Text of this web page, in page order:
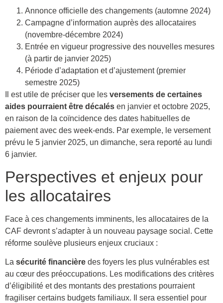
Annonce officielle des changements (automne 2024)
Campagne d’information auprès des allocataires
(novembre-décembre 2024)
Entrée en vigueur progressive des nouvelles mesures
(à partir de janvier 2025)
Période d’adaptation et d’ajustement (premier
semestre 2025)
Il est utile de préciser que les versements de certaines
aides pourraient être décalés en janvier et octobre 2025,
en raison de la coïncidence des dates habituelles de
paiement avec des week-ends. Par exemple, le versement
prévu le 5 janvier 2025, un dimanche, sera reporté au lundi
6 janvier.
Perspectives et enjeux pour
les allocataires
Face à ces changements imminents, les allocataires de la
CAF devront s’adapter à un nouveau paysage social. Cette
réforme soulève plusieurs enjeux cruciaux :
La sécurité financière des foyers les plus vulnérables est
au cœur des préoccupations. Les modifications des critères
d’éligibilité et des montants des prestations pourraient
fragiliser certains budgets familiaux. Il sera essentiel pour